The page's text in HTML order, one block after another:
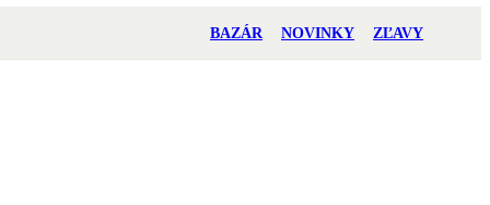
BAZÁR NOVINKY ZĽAVY